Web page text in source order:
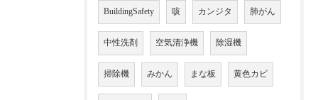
BuildingSafety 咳 カンジタ 肺がん
中性洗剤 空気清浄機 除湿機
掃除機 みかん まな板 黄色カビ